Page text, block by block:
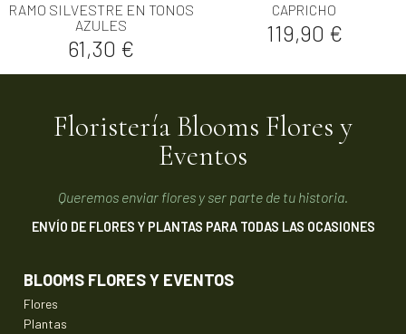
RAMO SILVESTRE EN TONOS
AZULES
Precio
61,30 €
CAPRICHO
Precio
119,90 €
Floristería Blooms Flores y
Eventos
Queremos enviar flores y ser parte de tu historia.
ENVÍO DE FLORES Y PLANTAS PARA TODAS LAS OCASIONES
BLOOMS FLORES Y EVENTOS
Flores
Plantas